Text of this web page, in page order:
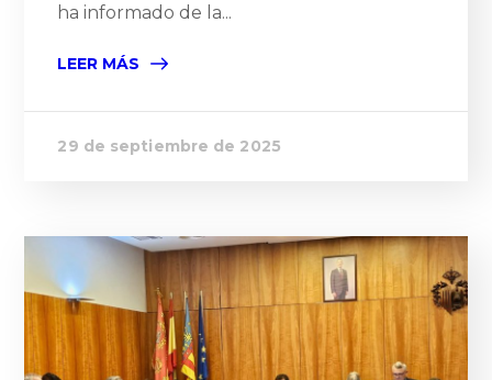
ha informado de la...
LEER MÁS
29 de septiembre de 2025